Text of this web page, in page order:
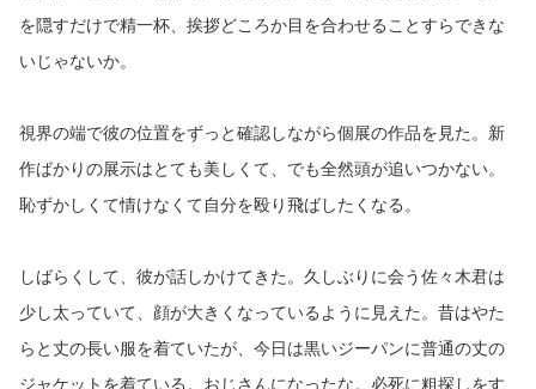
を隠すだけで精一杯、挨拶どころか目を合わせることすらできな
いじゃないか。
視界の端で彼の位置をずっと確認しながら個展の作品を見た。新
作ばかりの展示はとても美しくて、でも全然頭が追いつかない。
恥ずかしくて情けなくて自分を殴り飛ばしたくなる。
しばらくして、彼が話しかけてきた。久しぶりに会う佐々木君は
少し太っていて、顔が大きくなっているように見えた。昔はやた
らと丈の長い服を着ていたが、今日は黒いジーパンに普通の丈の
ジャケットを着ている。おじさんになったな。必死に粗探しをす